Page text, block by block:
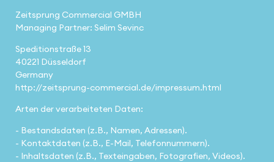
Zeitsprung Commercial GMBH
Managing Partner: Selim Sevinc
Speditionstraße 13
40221 Düsseldorf
Germany
http://zeitsprung-commercial.de/impressum.html
Arten der verarbeiteten Daten:
- Bestandsdaten (z.B., Namen, Adressen).
- Kontaktdaten (z.B., E-Mail, Telefonnummern).
- Inhaltsdaten (z.B., Texteingaben, Fotografien, Videos).